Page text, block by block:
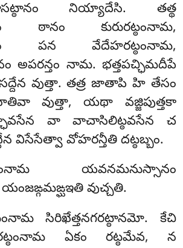
నియ్యాదేసి. తత్థ
ఠానం కురురట్ఠంనామ,
పన వేదేహరట్ఠంనామ,
అపరన్తం నామ. భత్తపచ్ఛిమదీపే
వుత్తా. తత్ర జాతాపి హి తేసం
వుత్తా, యథా వజ్జిపుత్తకా
వా వాచాసిలిట్ఠవసేన చ
విసేసేత్వా వోహరన్తీతి దట్ఠబ్బం.
యవనమనుస్సానం
వుచ్చతి.
సిరిఖేత్తనగరట్ఠానమో. కేచి
ఏకం రట్ఠమేవ, న